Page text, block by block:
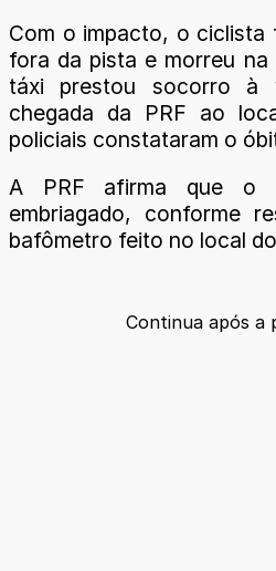
Com o impacto, o ciclista
fora da pista e morreu
táxi prestou socorro à
chegada da PRF ao
policiais constataram o
A PRF afirma que o
embriagado, conforme
bafômetro feito no local
Continua após a